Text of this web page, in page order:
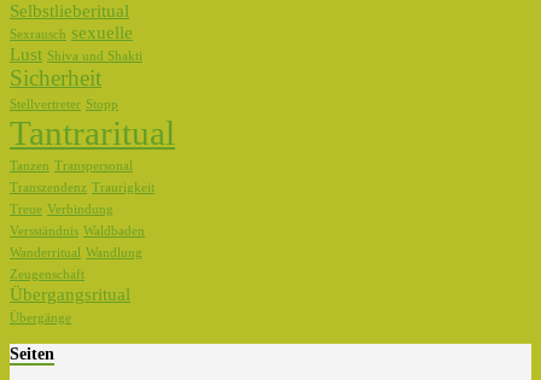
Selbstlieberitual
Sexrausch sexuelle
Lust Shiva und Shakti
Sicherheit
Stellvertreter Stopp
Tantraritual
Tanzen Transpersonal
Transzendenz Traurigkeit
Treue Verbindung
Versständnis Waldbaden
Wanderritual Wandlung
Zeugenschaft
Übergangsritual
Übergänge
Seiten